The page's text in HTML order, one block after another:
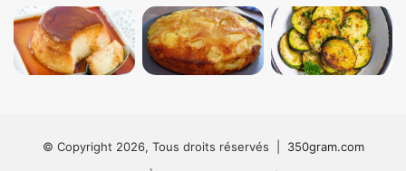
© Copyright 2026, Tous droits réservés | 350gram.com